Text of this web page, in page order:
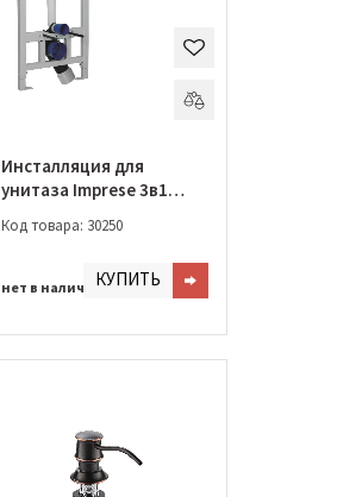
Инсталляция для
унитаза Imprese 3в1
PANI хром (i9120)
Код товара: 30250
нет в наличииКУПИТЬ